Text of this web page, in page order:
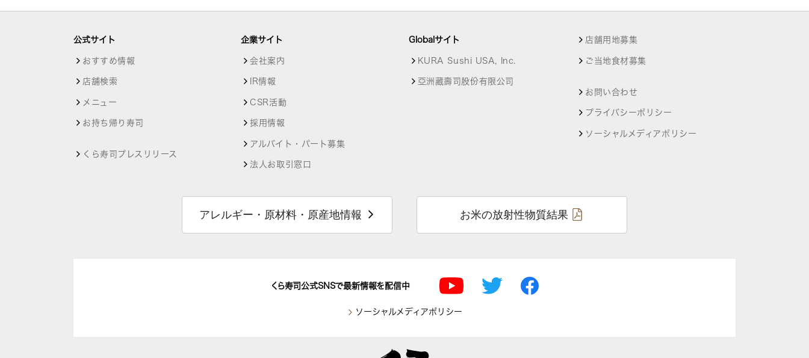
公式サイト
おすすめ情報
店舗検索
メニュー
お持ち帰り寿司
くら寿司プレスリリース
企業サイト
会社案内
IR情報
CSR活動
採用情報
アルバイト・パート募集
法人お取引窓口
Globalサイト
KURA Sushi USA, Inc.
亞洲藏壽司股份有限公司
店舗用地募集
ご当地食材募集
お問い合わせ
プライバシーポリシー
ソーシャルメディアポリシー
アレルギー・原材料・原産地情報 お米の放射性物質結果
くら寿司公式SNSで最新情報を配信中
ソーシャルメディアポリシー